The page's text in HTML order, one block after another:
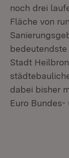
noch drei
Fläche von
Stadt
dabei bisher
Euro